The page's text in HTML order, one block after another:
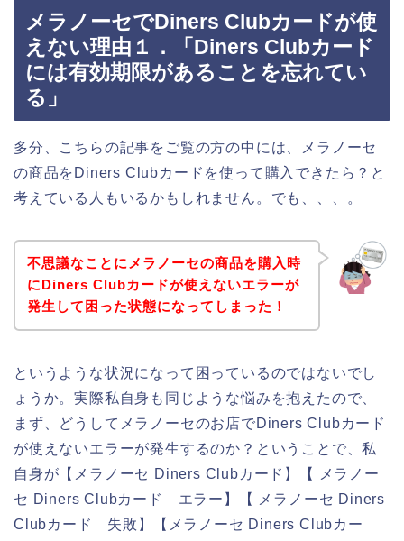
メラノーセでDiners Clubカードが使
えない理由１．「Diners Clubカード
には有効期限があることを忘れてい
る」
多分、こちらの記事をご覧の方の中には、メラノーセ
の商品をDiners Clubカードを使って購入できたら？と
考えている人もいるかもしれません。でも、、、。
不思議なことにメラノーセの商品を購入時
にDiners Clubカードが使えないエラーが
発生して困った状態になってしまった！
というような状況になって困っているのではないでし
ょうか。実際私自身も同じような悩みを抱えたので、
まず、どうしてメラノーセのお店でDiners Clubカード
が使えないエラーが発生するのか？ということで、私
自身が【メラノーセ Diners Clubカード】【 メラノー
セ Diners Clubカード エラー】【 メラノーセ Diners
Clubカード 失敗】【メラノーセ Diners Clubカー